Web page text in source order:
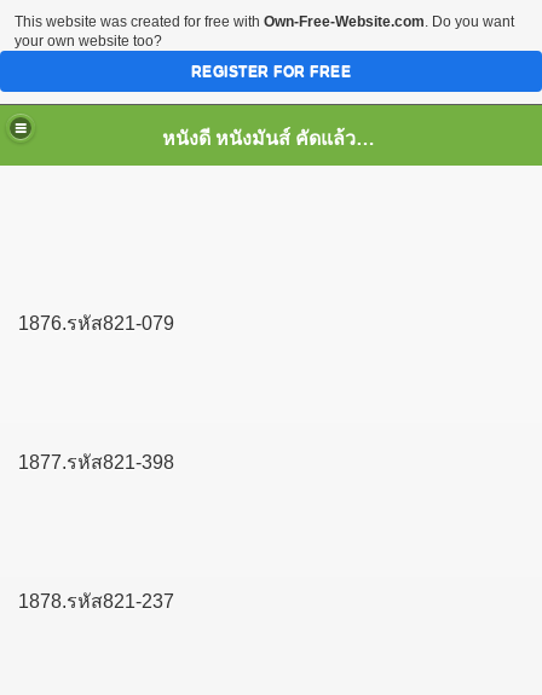
หนังดี หนังมันส์ คัดแล้ว เพื่อคุณ
1876.รหัส821-079
1877.รหัส821-398
1878.รหัส821-237
This website was created for free with Own-Free-Website.com. Do you want
your own website too?
REGISTER FOR FREE